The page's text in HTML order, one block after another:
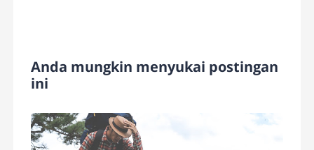
Anda mungkin menyukai postingan
ini